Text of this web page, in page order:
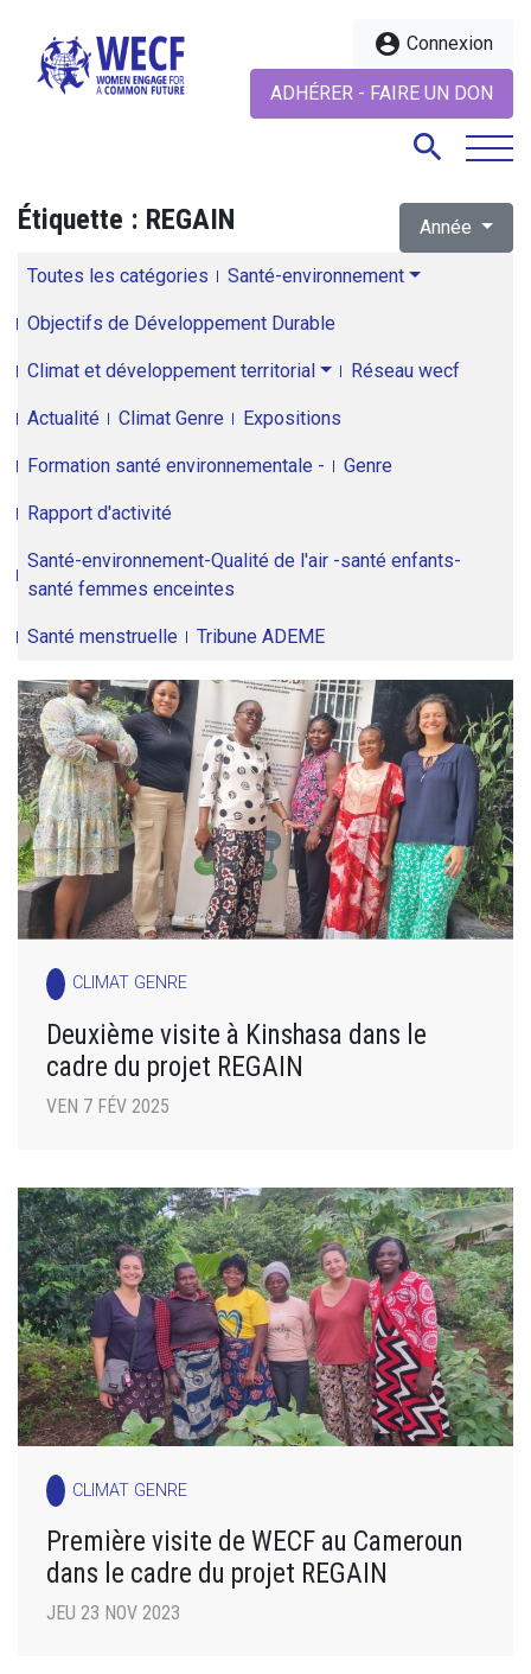
account_circle Connexion
ADHÉRER - FAIRE UN DON
search
Étiquette : REGAIN Année
Toutes les catégories Santé-environnement
Objectifs de Développement Durable
Climat et développement territorial Réseau wecf
Actualité Climat Genre Expositions
Formation santé environnementale - Genre
Rapport d'activité
Santé-environnement-Qualité de l'air -santé enfants-
santé femmes enceintes
Santé menstruelle Tribune ADEME
CLIMAT GENRE
Deuxième visite à Kinshasa dans le
cadre du projet REGAIN
VEN 7 FÉV 2025
CLIMAT GENRE
Première visite de WECF au Cameroun
dans le cadre du projet REGAIN
JEU 23 NOV 2023